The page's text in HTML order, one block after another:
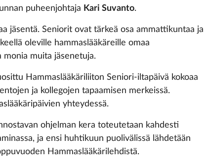
puheenjohtaja Kari Suvanto.
jäsentä. Seniorit ovat tärkeä osa ammattikuntaa ja
oleville hammaslääkäreille omaa
monia muita jäsenetuja.
Hammaslääkäriliiton Seniori-­iltapäivä kokoaa
ja kollegojen tapaamisen merkeissä.
yhteydessä.
ohjelman kera toteutetaan kahdesti
ja ensi huhtikuun puolivälissä lähdetään
Hammaslääkärilehdistä.